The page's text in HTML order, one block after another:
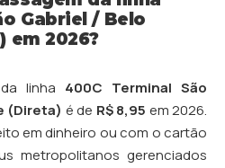
Gabriel / Belo
em 2026?
linha 400C Terminal São
(Direta) é de R$ 8,95 em 2026.
em dinheiro ou com o cartão
metropolitanos gerenciados